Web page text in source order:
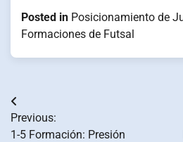
Posted in Posicionamiento de
Formaciones de Futsal
Post
navigation
Previous:
1-5 Formación: Presión